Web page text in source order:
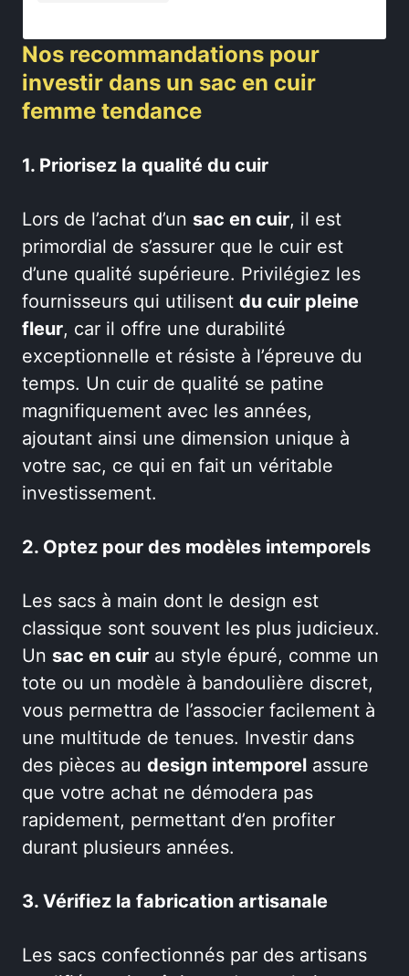
Nos recommandations pour
investir dans un sac en cuir
femme tendance
1. Priorisez la qualité du cuir
Lors de l’achat d’un sac en cuir, il est
primordial de s’assurer que le cuir est
d’une qualité supérieure. Privilégiez les
fournisseurs qui utilisent du cuir pleine
fleur, car il offre une durabilité
exceptionnelle et résiste à l’épreuve du
temps. Un cuir de qualité se patine
magnifiquement avec les années,
ajoutant ainsi une dimension unique à
votre sac, ce qui en fait un véritable
investissement.
2. Optez pour des modèles intemporels
Les sacs à main dont le design est
classique sont souvent les plus judicieux.
Un sac en cuir au style épuré, comme un
tote ou un modèle à bandoulière discret,
vous permettra de l’associer facilement à
une multitude de tenues. Investir dans
des pièces au design intemporel assure
que votre achat ne démodera pas
rapidement, permettant d’en profiter
durant plusieurs années.
3. Vérifiez la fabrication artisanale
Les sacs confectionnés par des artisans